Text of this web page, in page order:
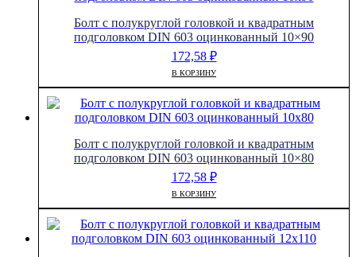
Болт с полукруглой головкой и квадратным
подголовком DIN 603 оцинкованный 10×90
172,58 ₽
В КОРЗИНУ
Болт с полукруглой головкой и квадратным
подголовком DIN 603 оцинкованный 10×80
172,58 ₽
В КОРЗИНУ